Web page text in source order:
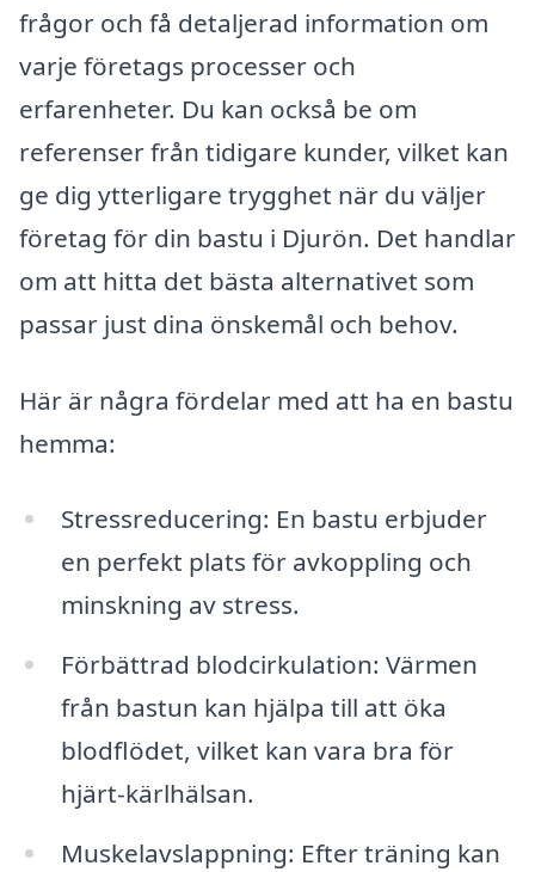
frågor och få detaljerad information om
varje företags processer och
erfarenheter. Du kan också be om
referenser från tidigare kunder, vilket kan
ge dig ytterligare trygghet när du väljer
företag för din bastu i Djurön. Det handlar
om att hitta det bästa alternativet som
passar just dina önskemål och behov.
Här är några fördelar med att ha en bastu
hemma:
Stressreducering: En bastu erbjuder
en perfekt plats för avkoppling och
minskning av stress.
Förbättrad blodcirkulation: Värmen
från bastun kan hjälpa till att öka
blodflödet, vilket kan vara bra för
hjärt-kärlhälsan.
Muskelavslappning: Efter träning kan